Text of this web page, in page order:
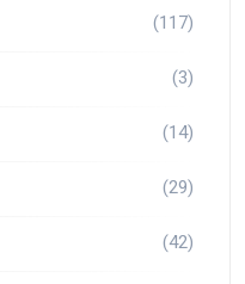
(117)
(3)
(14)
(29)
(42)